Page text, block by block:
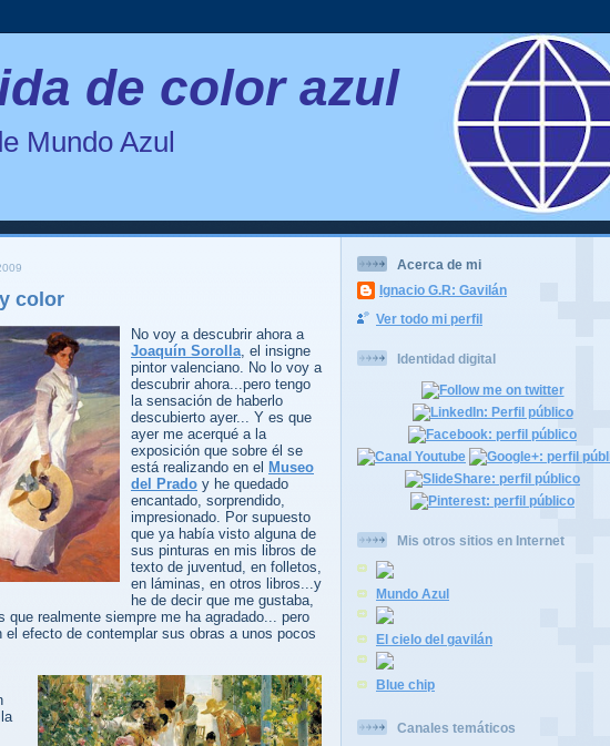
de color azul
Mundo Azul
color
No voy a descubrir ahora a
Joaquín Sorolla, el insigne
pintor valenciano. No lo voy a
descubrir ahora...pero tengo
la sensación de haberlo
descubierto ayer... Y es que
ayer me acerqué a la
exposición que sobre él se
está realizando en el Museo
del Prado y he quedado
encantado, sorprendido,
impresionado. Por supuesto
que ya había visto alguna de
sus pinturas en mis libros de
texto de juventud, en folletos,
en láminas, en otros libros...y
he de decir que me gustaba,
que realmente siempre me ha agradado... pero
el efecto de contemplar sus obras a unos pocos
Acerca de mi
Ignacio G.R: Gavilán
Ver todo mi perfil
Identidad digital
Mis otros sitios en Internet
Mundo Azul
El cielo del gavilán
Blue chip
Canales temáticos